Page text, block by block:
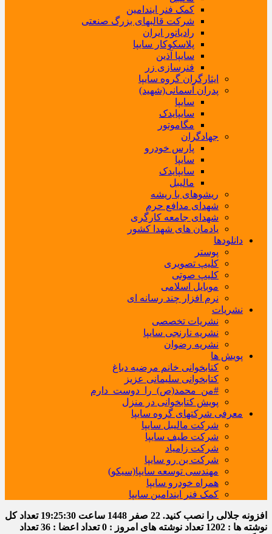
کمک فنر ایندامین
شرکت قالبهای بزرگ صنعتی
رادیاتور ایران
پلاسکوکار سایپا
سایپا آذین
فنرسازی زر
ایثارگران گروه سایپا
پدران آسمانی(شهید)
سایپا
سایپایدک
مگاموتور
جهادگران
پارس خودرو
سایپا
سایپایدک
مالیبل
ریشوهای با ریشه
شهدای مدافع حرم
شهدای جامعه کارگری
یادمان های شهدا کشور
دانلودها
پوستر
کلیپ تصویری
کلیپ صوتی
موبایل اسلامی
نرم افزار چند رسانه ای
نشریات
نشریات تخصصی
نشریه نارنجی سایپا
نشریه رضوان
پویش ها
کتابخوانی خانم مرضیه دباغ
کتابخوانی سلیمانی عزیز
#من_محمد(ص)_را_دوست_دارم
پویش کتابخوانی در منزل
معرفی شرکتهای گروه سایپا
شرکت مالیبل سایپا
شرکت طیف سایپا
شرکت زامیاد
شرکت بن رو سایپا
مهندسی توسعه سایپا(سیکو)
همراه خودرو سایپا
کمک فنر ایندامین سایپا
افزونه جلالی را نصب کنید. 22 صفر 1448 ساعت 19:25:31 تعداد کل
نوشته ها : 1202
تعداد نوشته های امروز : 0 تعداد اعضا : 36
تعداد